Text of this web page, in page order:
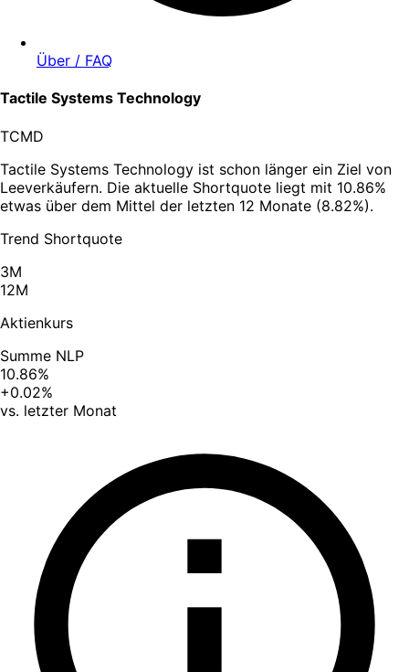
Über / FAQ
Tactile Systems Technology
TCMD
Tactile Systems Technology ist schon länger ein Ziel von
Leeverkäufern. Die aktuelle Shortquote liegt mit 10.86%
etwas über dem Mittel der letzten 12 Monate (8.82%).
Trend Shortquote
3M
12M
Aktienkurs
Summe NLP
10.86%
+0.02%
vs. letzter Monat